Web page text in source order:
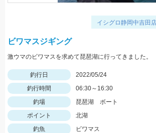
イシグロ静岡中吉田
ビワマスジギング
激ウマのビワマスを求めて琵琶湖に行ってきました。
釣行日
2022/05/24
釣行時間
06:30～16:30
釣場
琵琶湖 ボート
ポイント
北湖
釣魚
ビワマス